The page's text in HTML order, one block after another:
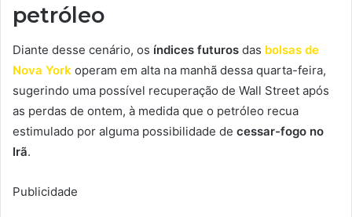
petróleo
Diante desse cenário, os índices futuros das bolsas de
Nova York operam em alta na manhã dessa quarta-feira,
sugerindo uma possível recuperação de Wall Street após
as perdas de ontem, à medida que o petróleo recua
estimulado por alguma possibilidade de cessar-fogo no
Irã.
Publicidade